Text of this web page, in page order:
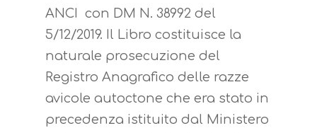
ANCI con DM N. 38992 del
5/12/2019. Il Libro costituisce la
naturale prosecuzione del
Registro Anagrafico delle razze
avicole autoctone che era stato in
precedenza istituito dal Ministero